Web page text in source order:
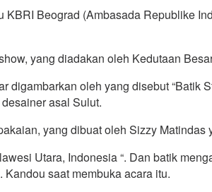
Beograd (Ambasada Republike
yang diadakan oleh Kedutaan
oleh yang disebut “Batik
asal Sulut.
yang dibuat oleh Sizzy
Utara, Indonesia “. Dan batik
saat membuka acara itu.